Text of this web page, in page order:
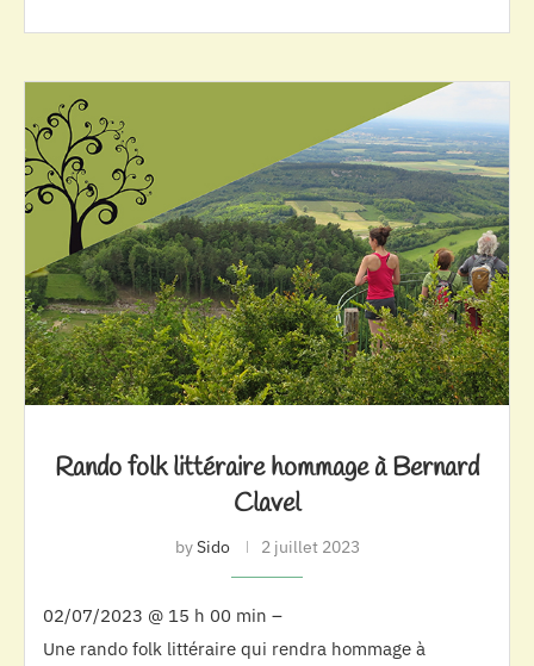
Rando folk littéraire hommage à Bernard
Clavel
bySido 2 juillet 2023
02/07/2023 @ 15 h 00 min –
Une rando folk littéraire qui rendra hommage à